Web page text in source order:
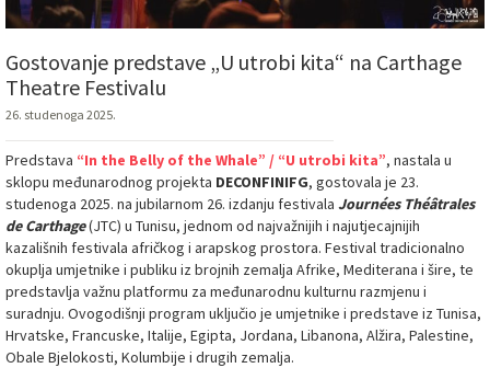
Gostovanje predstave „U utrobi kita“ na Carthage
Theatre Festivalu
26. studenoga 2025.
Predstava “In the Belly of the Whale” / “U utrobi kita”, nastala u
sklopu međunarodnog projekta DECONFINIFG, gostovala je 23.
studenoga 2025. na jubilarnom 26. izdanju festivala Journées Théâtrales
de Carthage(JTC) u Tunisu, jednom od najvažnijih i najutjecajnijih
kazališnih festivala afričkog i arapskog prostora. Festival tradicionalno
okuplja umjetnike i publiku iz brojnih zemalja Afrike, Mediterana i šire, te
predstavlja važnu platformu za međunarodnu kulturnu razmjenu i
suradnju. Ovogodišnji program uključio je umjetnike i predstave iz Tunisa,
Hrvatske, Francuske, Italije, Egipta, Jordana, Libanona, Alžira, Palestine,
Obale Bjelokosti, Kolumbije i drugih zemalja.